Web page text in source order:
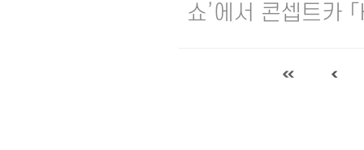
쇼’에서 콘셉트카